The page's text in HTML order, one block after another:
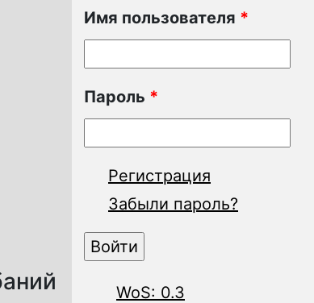
Имя пользователя *
Пароль *
Регистрация
Забыли пароль?
WoS: 0.3